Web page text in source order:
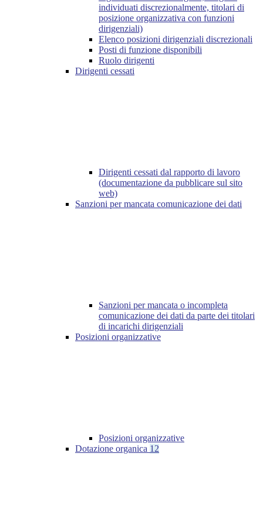
individuati discrezionalmente, titolari di
posizione organizzativa con funzioni
dirigenziali)
Elenco posizioni dirigenziali discrezionali
Posti di funzione disponibili
Ruolo dirigenti
Dirigenti cessati
Dirigenti cessati dal rapporto di lavoro
(documentazione da pubblicare sul sito
web)
Sanzioni per mancata comunicazione dei dati
Sanzioni per mancata o incompleta
comunicazione dei dati da parte dei titolari
di incarichi dirigenziali
Posizioni organizzative
Posizioni organizzative
Dotazione organica 12